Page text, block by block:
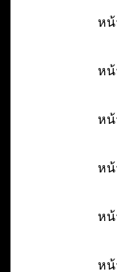
หน้
หน้
หน้
หน้
หน้
หน้